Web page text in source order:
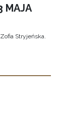
MAJA
Stryjeńska.